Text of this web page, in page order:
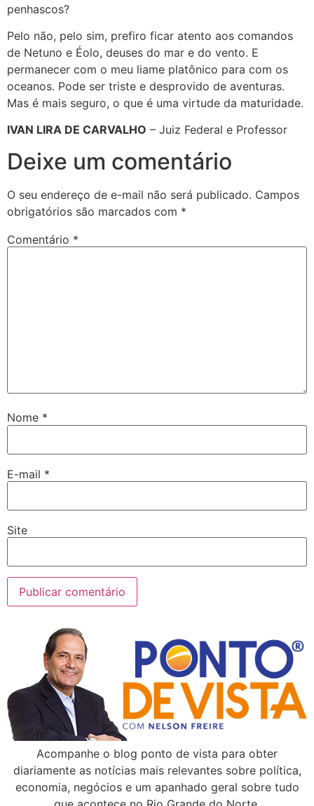
penhascos?
Pelo não, pelo sim, prefiro ficar atento aos comandos
de Netuno e Éolo, deuses do mar e do vento. E
permanecer com o meu liame platônico para com os
oceanos. Pode ser triste e desprovido de aventuras.
Mas é mais seguro, o que é uma virtude da maturidade.
IVAN LIRA DE CARVALHO – Juiz Federal e Professor
Deixe um comentário
O seu endereço de e-mail não será publicado. Campos
obrigatórios são marcados com *
Comentário *
Nome *
E-mail *
Site
Acompanhe o blog ponto de vista para obter
diariamente as notícias mais relevantes sobre política,
economia, negócios e um apanhado geral sobre tudo